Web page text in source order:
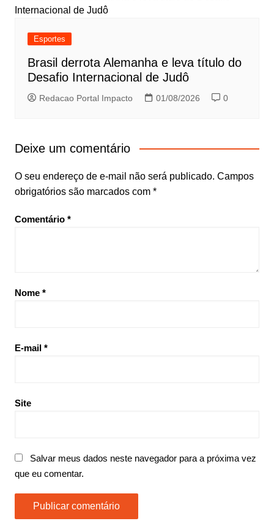
Esportes
Brasil derrota Alemanha e leva título do
Desafio Internacional de Judô
Redacao Portal Impacto 01/08/2026 0
Deixe um comentário
O seu endereço de e-mail não será publicado. Campos
obrigatórios são marcados com *
Comentário *
Nome *
E-mail *
Site
Salvar meus dados neste navegador para a próxima vez
que eu comentar.